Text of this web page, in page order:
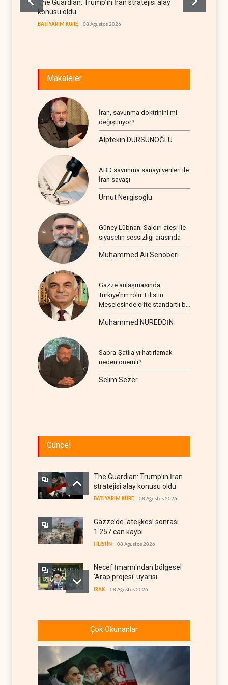
The Guardian: Trump’ın İran stratejisi alay
konusu oldu
BATI YARIM KÜRE 08 Ağustos 2026
Makaleler
İran, savunma doktrinini mi
değiştiriyor?
Alptekin DURSUNOĞLU
ABD savunma sanayi verileri ile
İran savaşı
Umut Nergisoğlu
Güney Lübnan; Saldırı ateşi ile
siyasetin sessizliği arasında
Muhammed Ali Senoberi
Gazze anlaşmasında
Türkiye’nin rolü: Filistin
Meselesinde çifte standartlı bir
seyir
Muhammed NUREDDİN
Sabra-Şatila’yı hatırlamak
neden önemli?
Selim Sezer
Güncel
The Guardian: Trump’ın İran
stratejisi alay konusu oldu
BATI YARIM KÜRE 08 Ağustos 2026
Gazze’de ‘ateşkes’ sonrası
1.257 can kaybı
FİLİSTİN 08 Ağustos 2026
Necef İmamı'ndan bölgesel
'Arap projesi' uyarısı
IRAK 08 Ağustos 2026
da yetmedi: Hürmüz’de
gemi vuruldu
Suudi Arabistan, kendisini
savaş sonrası Körfez'e
hazırlıyor
ANALİZLER 08 Ağustos 2026
Çok Okunanlar